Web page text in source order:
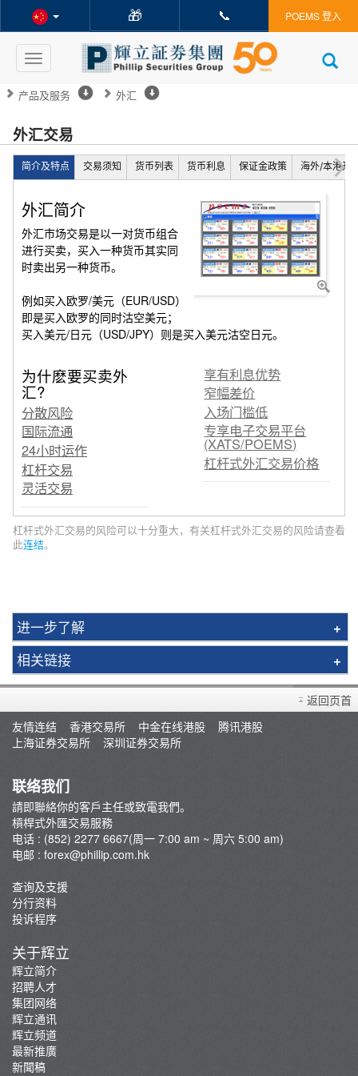
🎁 📞 POEMS 登入
Toggle
navigation
产品及服务 外汇
外汇交易
简介及特点 交易须知 货币列表 货币利息 保证金政策 海外/本港开
外汇简介
外汇市场交易是以一对货币组合
进行买卖，买入一种货币其实同
时卖出另一种货币。
例如买入欧罗/美元（EUR/USD）
即是买入欧罗的同时沽空美元；
买入美元/日元（USD/JPY）则是买入美元沽空日元。
享有利息优势
窄幅差价
入场门槛低
专享电子交易平台
(XATS/POEMS)
杠杆式外汇交易价格
为什麽要买卖外
汇?
分散风险
国际流通
24小时运作
杠杆交易
灵活交易
杠杆式外汇交易的风险可以十分重大， 有关杠杆式外汇交易的风险请查看
此连结。
进一步了解
外汇即时报价
货币利息
重要通知
最新推廣
相关链接
存款/提款/转账
辉利市 免费交易平台
外汇易 交易平台
返回页首
友情连结
香港交易所 中金在线港股
腾讯港股
上海证券交易所
深圳证券交易所
联络我们
請即聯絡你的客戶主任或致電我們。
槓桿式外匯交易服務
电话 : (852) 2277 6667(周一 7:00 am ~ 周六 5:00 am)
电邮 : forex@phillip.com.hk
查询及支援
分行资料
投诉程序
关于辉立
辉立简介
招聘人才
集团网络
辉立通讯
辉立频道
最新推廣
新聞稿